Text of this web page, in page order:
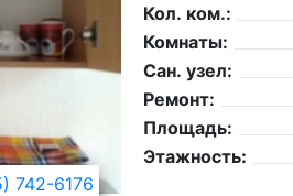
742-6176
Кол. ком.:
Комнаты:
Сан. узел:
Ремонт:
Площадь:
Этажность: